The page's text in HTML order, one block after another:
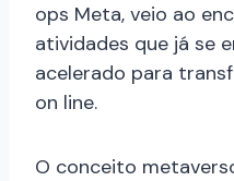
ops Meta, veio ao
atividades que já se
acelerado para
on line.
O conceito